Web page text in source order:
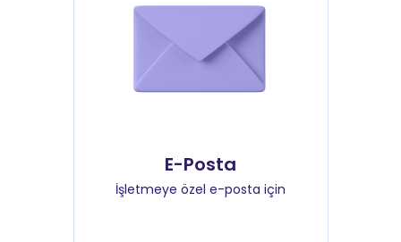
E-Posta
İşletmeye özel e-posta için